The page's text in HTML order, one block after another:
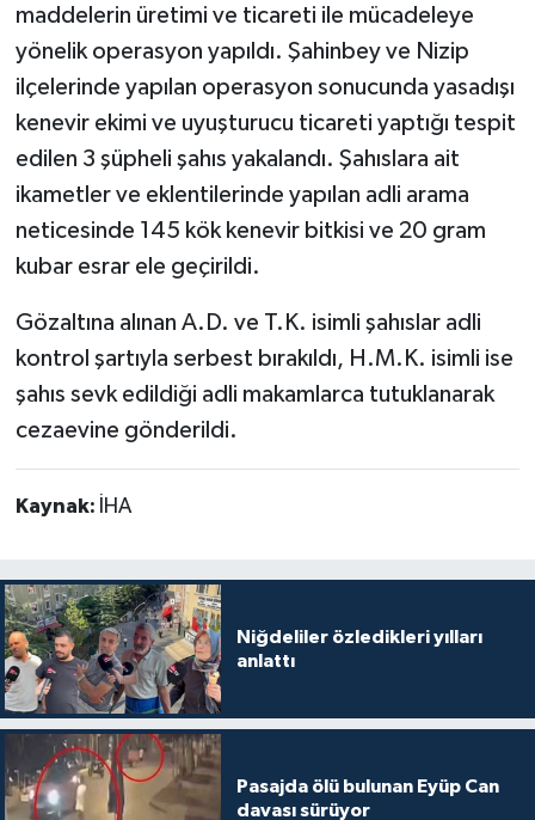
maddelerin üretimi ve ticareti ile mücadeleye
yönelik operasyon yapıldı. Şahinbey ve Nizip
ilçelerinde yapılan operasyon sonucunda yasadışı
kenevir ekimi ve uyuşturucu ticareti yaptığı tespit
edilen 3 şüpheli şahıs yakalandı. Şahıslara ait
ikametler ve eklentilerinde yapılan adli arama
neticesinde 145 kök kenevir bitkisi ve 20 gram
kubar esrar ele geçirildi.
Gözaltına alınan A.D. ve T.K. isimli şahıslar adli
kontrol şartıyla serbest bırakıldı, H.M.K. isimli ise
şahıs sevk edildiği adli makamlarca tutuklanarak
cezaevine gönderildi.
Kaynak: İHA
Niğdeliler özledikleri yılları
anlattı
Pasajda ölü bulunan Eyüp Can
davası sürüyor